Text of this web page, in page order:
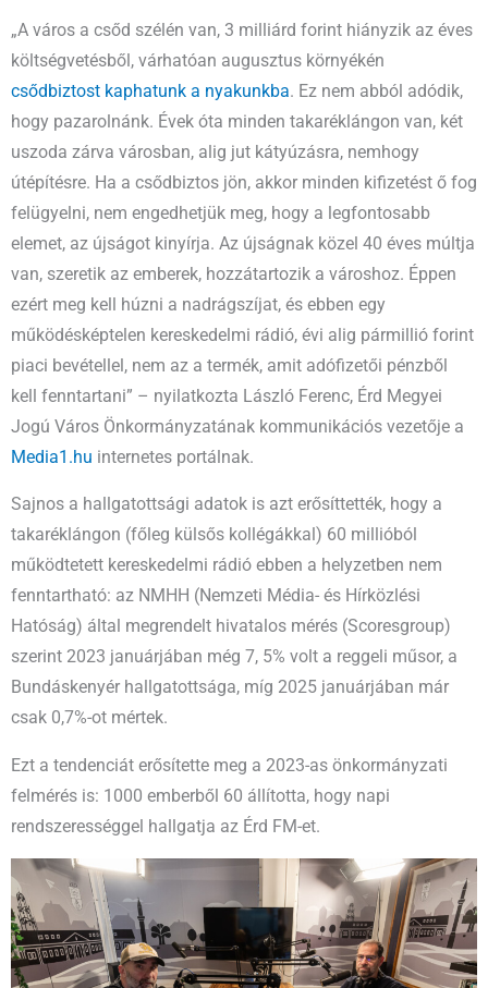
„A város a csőd szélén van, 3 milliárd forint hiányzik az éves
költségvetésből, várhatóan augusztus környékén
csődbiztost kaphatunk a nyakunkba. Ez nem abból adódik,
hogy pazarolnánk. Évek óta minden takaréklángon van, két
uszoda zárva városban, alig jut kátyúzásra, nemhogy
útépítésre. Ha a csődbiztos jön, akkor minden kifizetést ő fog
felügyelni, nem engedhetjük meg, hogy a legfontosabb
elemet, az újságot kinyírja. Az újságnak közel 40 éves múltja
van, szeretik az emberek, hozzátartozik a városhoz. Éppen
ezért meg kell húzni a nadrágszíjat, és ebben egy
működésképtelen kereskedelmi rádió, évi alig pármillió forint
piaci bevétellel, nem az a termék, amit adófizetői pénzből
kell fenntartani” – nyilatkozta László Ferenc, Érd Megyei
Jogú Város Önkormányzatának kommunikációs vezetője a
Media1.hu internetes portálnak.
Sajnos a hallgatottsági adatok is azt erősíttették, hogy a
takaréklángon (főleg külsős kollégákkal) 60 millióból
működtetett kereskedelmi rádió ebben a helyzetben nem
fenntartható: az NMHH (Nemzeti Média- és Hírközlési
Hatóság) által megrendelt hivatalos mérés (Scoresgroup)
szerint 2023 januárjában még 7, 5% volt a reggeli műsor, a
Bundáskenyér hallgatottsága, míg 2025 januárjában már
csak 0,7%-ot mértek.
Ezt a tendenciát erősítette meg a 2023-as önkormányzati
felmérés is: 1000 emberből 60 állította, hogy napi
rendszerességgel hallgatja az Érd FM-et.